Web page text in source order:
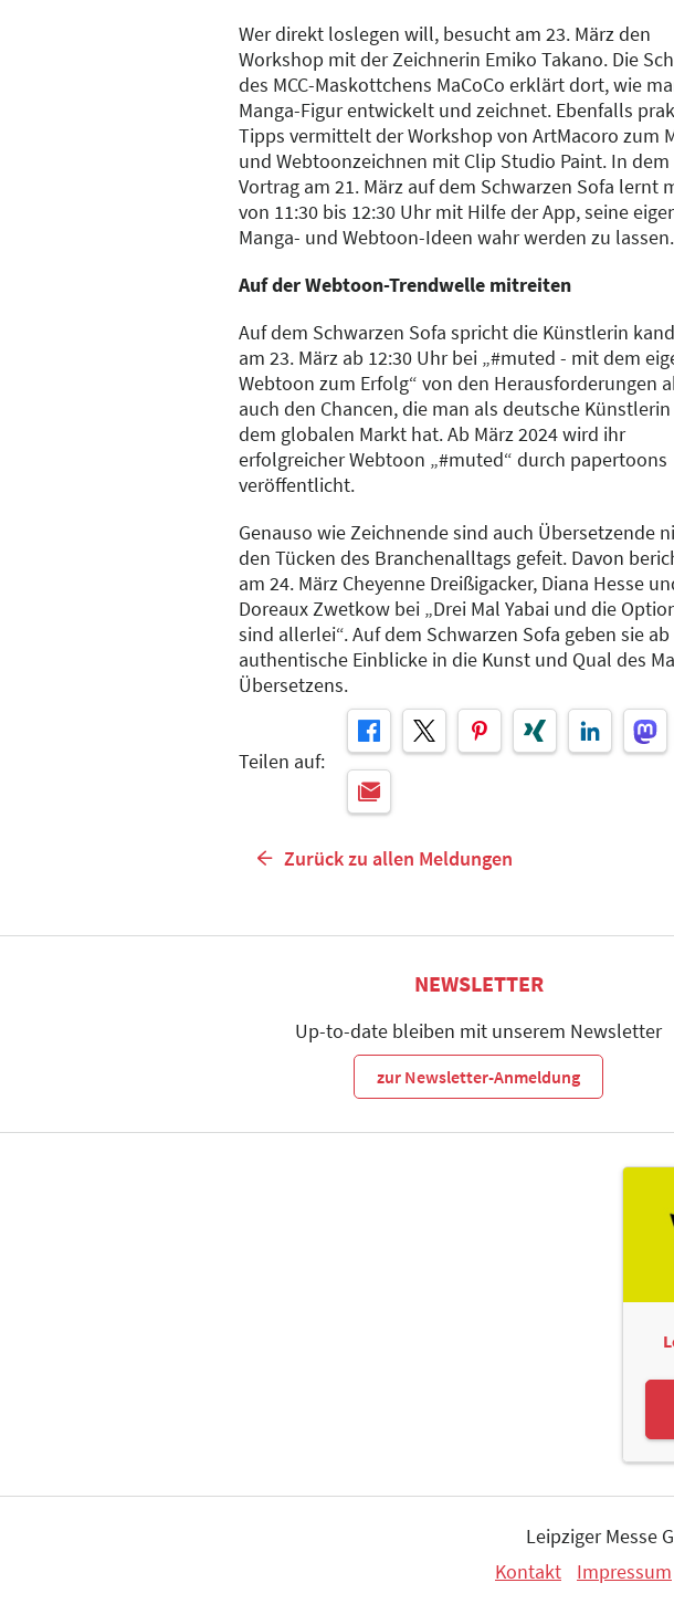
Wer direkt loslegen will, besucht am 23. März den
Workshop mit der Zeichnerin Emiko Takano. Die
des MCC-Maskottchens MaCoCo erklärt dort, wie
Manga-Figur entwickelt und zeichnet. Ebenfalls
Tipps vermittelt der Workshop von ArtMacoro zum
und Webtoonzeichnen mit Clip Studio Paint. In dem
Vortrag am 21. März auf dem Schwarzen Sofa lernt
von 11:30 bis 12:30 Uhr mit Hilfe der App, seine
Manga- und Webtoon-Ideen wahr werden zu lassen.
Auf der Webtoon-Trendwelle mitreiten
Auf dem Schwarzen Sofa spricht die Künstlerin
am 23. März ab 12:30 Uhr bei „#muted - mit dem
Webtoon zum Erfolg“ von den Herausforderungen
auch den Chancen, die man als deutsche
dem globalen Markt hat. Ab März 2024 wird ihr
erfolgreicher Webtoon „#muted“ durch papertoons
veröffentlicht.
Genauso wie Zeichnende sind auch Übersetzende
den Tücken des Branchenalltags gefeit. Davon
am 24. März Cheyenne Dreißigacker, Diana Hesse
Doreaux Zwetkow bei „Drei Mal Yabai und die
sind allerlei“. Auf dem Schwarzen Sofa geben sie
authentische Einblicke in die Kunst und Qual des
Übersetzens.
Teilen auf:
Zurück zu allen Meldungen
NEWSLETTER
Up-to-date bleiben mit unserem Newsletter
zur Newsletter-Anmeldung
Leipziger Messe
Kontakt
Impressum